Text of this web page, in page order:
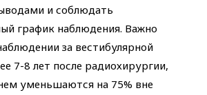
и соблюдать
график наблюдения. Важно
за вестибулярной
7-8 лет после радиохирургии,
уменьшаются на 75% вне